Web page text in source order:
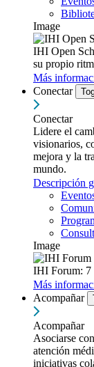
Image
IHI Open
su propio
Más
Conectar
Conectar
Lidere el
visionarios,
mejora y la
mundo.
Descripción
Image
IHI Forum: 7
Más
Acompañar
Acompañar
Asociarse
atención
iniciativas